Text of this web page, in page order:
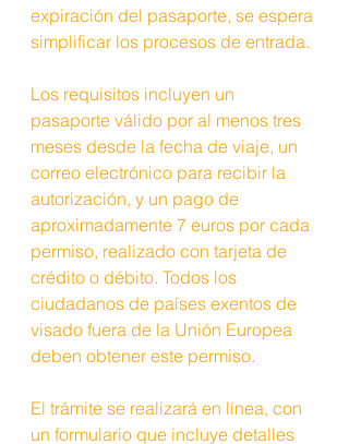
expiración del pasaporte, se espera
simplificar los procesos de entrada.
Los requisitos incluyen un
pasaporte válido por al menos tres
meses desde la fecha de viaje, un
correo electrónico para recibir la
autorización, y un pago de
aproximadamente 7 euros por cada
permiso, realizado con tarjeta de
crédito o débito. Todos los
ciudadanos de países exentos de
visado fuera de la Unión Europea
deben obtener este permiso.
El trámite se realizará en línea, con
un formulario que incluye detalles